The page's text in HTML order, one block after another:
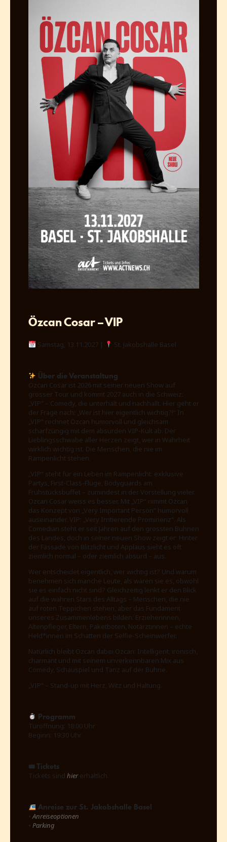
Özcan Cosar – VIP
Samstag, 13.11.2027 | St. Jakobshalle Basel
Über die Veranstaltung
Özcan Cosar ist 2026 mit seiner neuen Show auf
grosser Tour und kommt 2027 auch in die Schweiz:
„VIP“ – Comedy, die unterhält und nachhallt. Hier geht er
der Frage nach: „Wer ist hier eigentlich wichtig?!“ In
„VIP“ rechnet Özcan humorvoll und gleichsam
scharfzüngig mit dem absurden VIP-Kult ab. Der
Lieblingsschwabe aller Herzen zeigt, wer in Wahrheit
wirklich wichtig ist. Die Menschen, die nie im
Rampenlicht stehen.
„VIP“ steht für ein Leben im Rampenlicht: exklusive
Partys, First-Class-Flüge, Bodyguards am
Frühstücksbuffet – zumindest in der Vorstellung vieler.
Özcan Cosar weiss es besser. Mit „VIP“ nimmt Özcan
das Konzept von „Very Important Person“ humorvoll
auseinander. VIP: „Very Irritierende Prominenz“. Als
Comedian steht er seit Jahren auf den grössten Bühnen
des Landes, doch in seiner neuen Show zeigt er: Hinter
der Fassade von Blitzlicht und Applaus sieht es oft
ziemlich normal – oder ziemlich absurd – aus.
Wer entscheidet eigentlich, wer wichtig ist? Und warum
benehmen sich manche Leute, als wären sie es, obwohl
sie es einfach nicht sind? Gleichzeitig lenkt er den Blick
auf die wahren Stars des Alltags – Menschen, die nie
auf roten Teppichen stehen, aber das Fundament
unseres Zusammenlebens bilden: Erzieherinnen,
Altenpfleger, Eltern, Paketboten, Notärztinnen – echte
Held*innen im Schatten der Selfie-Scheinwerfer.
Natürlich bleibt Özcan dabei Özcan: Intelligent, ironisch,
charmant und mit seinem unverkennbaren Mix aus
Comedy, Schauspiel und Tanz auf der Bühne.
„VIP“ – Stand-up mit Herz, Witz und Haltung.
Programm
Türöffnung: 18:00 Uhr
Beginn: 19:30 Uhr
🎟 Tickets
Tickets sind hiererhältlich.
Anreise zur St. Jakobshalle Basel
•Anreiseoptionen
• Parking